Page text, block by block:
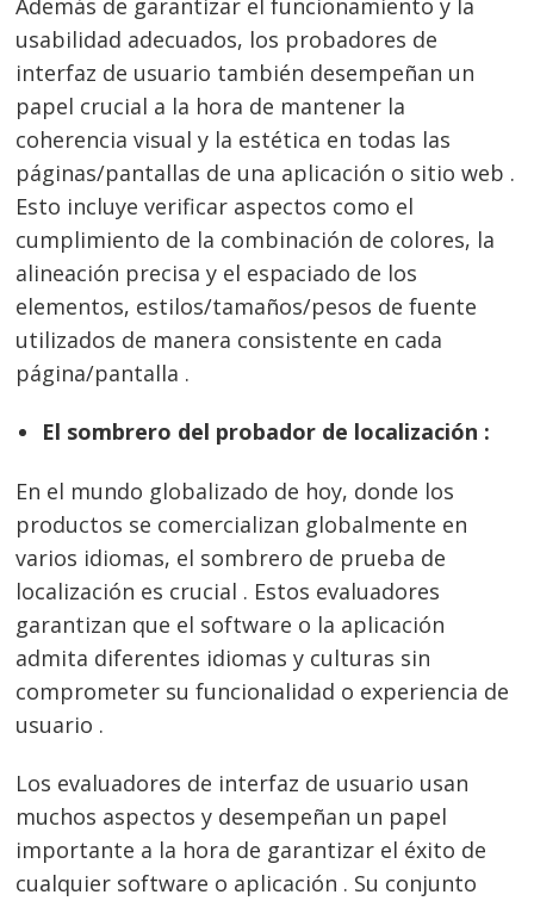
usabilidad adecuados, los probadores de
interfaz de usuario también desempeñan un
papel crucial a la hora de mantener la
coherencia visual y la estética en todas las
páginas/pantallas de una aplicación o sitio web .
Esto incluye verificar aspectos como el
cumplimiento de la combinación de colores, la
alineación precisa y el espaciado de los
elementos, estilos/tamaños/pesos de fuente
utilizados de manera consistente en cada
página/pantalla .
El sombrero del probador de localización :
En el mundo globalizado de hoy, donde los
productos se comercializan globalmente en
varios idiomas, el sombrero de prueba de
localización es crucial . Estos evaluadores
garantizan que el software o la aplicación
admita diferentes idiomas y culturas sin
comprometer su funcionalidad o experiencia de
usuario .
Los evaluadores de interfaz de usuario usan
muchos aspectos y desempeñan un papel
importante a la hora de garantizar el éxito de
cualquier software o aplicación . Su conjunto